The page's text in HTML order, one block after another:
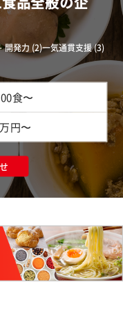
開発力 (2)一気通貫支援 (3)
食〜
円〜